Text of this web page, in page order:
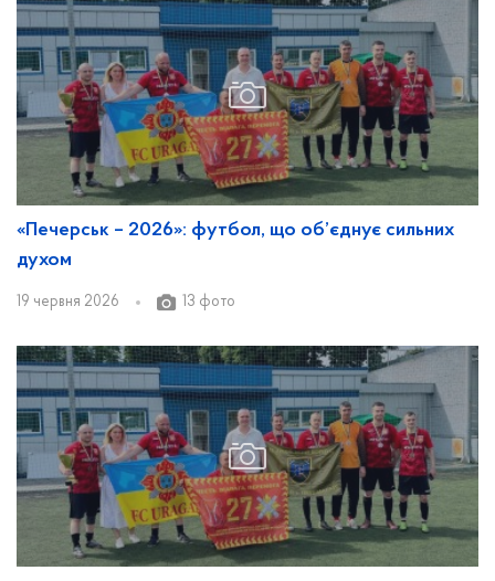
«Печерськ – 2026»: футбол, що об’єднує сильних
духом
19 червня 2026 13 фото